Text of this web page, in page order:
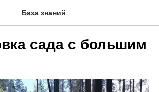
База знаний
сада с большим